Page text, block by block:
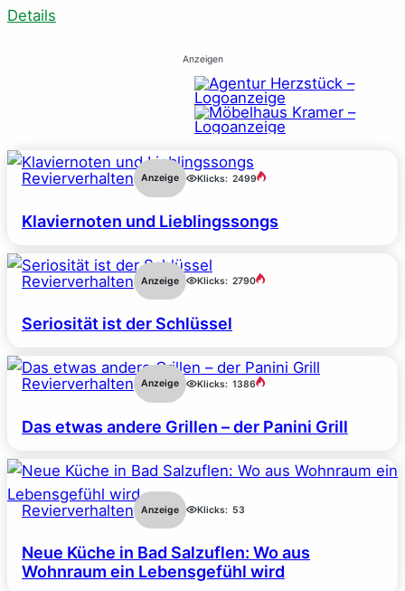
Details
Anzeigen
Revierverhalten Anzeige Klicks: 2499
Klaviernoten und Lieblingssongs
Revierverhalten Anzeige Klicks: 2790
Seriosität ist der Schlüssel
Revierverhalten Anzeige Klicks: 1386
Das etwas andere Grillen – der Panini Grill
Revierverhalten Anzeige Klicks: 53
Neue Küche in Bad Salzuflen: Wo aus
Wohnraum ein Lebensgefühl wird